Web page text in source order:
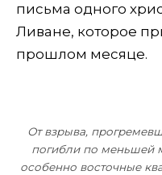
письма одного
Ливане, которое
прошлом месяце.
От взрыва,
погибли по меньшей
особенно восточные